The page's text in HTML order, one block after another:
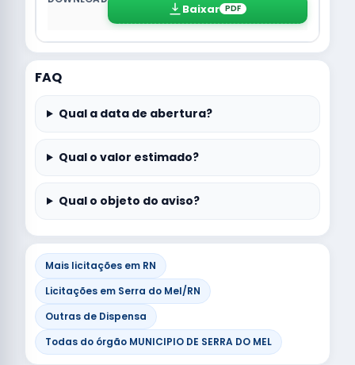
Baixar PDF
FAQ
Qual a data de abertura?
Qual o valor estimado?
Qual o objeto do aviso?
Mais licitações em RN
Licitações em Serra do Mel/RN
Outras de Dispensa
Todas do órgão MUNICIPIO DE SERRA DO MEL